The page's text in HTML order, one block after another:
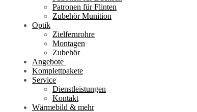
Patronen für Flinten
Zubehör Munition
Optik
Zielfernrohre
Montagen
Zubehör
Angebote
Komplettpakete
Service
Dienstleistungen
Kontakt
Wärmebild & mehr